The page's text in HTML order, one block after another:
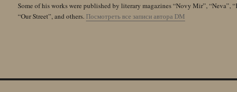
Some of his works were published by literary magazines “Novy Mir”, “Neva”,
“Our Street”, and others. Посмотреть все записи автора DM